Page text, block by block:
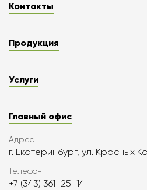
Контакты
Продукция
Услуги
Главный офис
Адрес
г. Екатеринбург, ул. Красных
Телефон
+7 (343) 361-25-14